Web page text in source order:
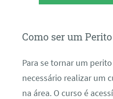
Como ser um
Para se tornar um
necessário realizar um
na área. O curso é